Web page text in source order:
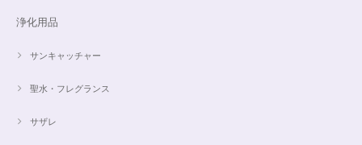
浄化用品
サンキャッチャー
聖水・フレグランス
サザレ